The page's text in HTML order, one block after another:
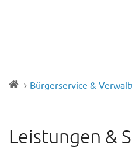
Bürgerservice &
Leistungen &